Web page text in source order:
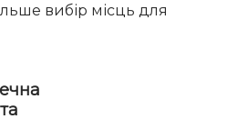
вибір місць для